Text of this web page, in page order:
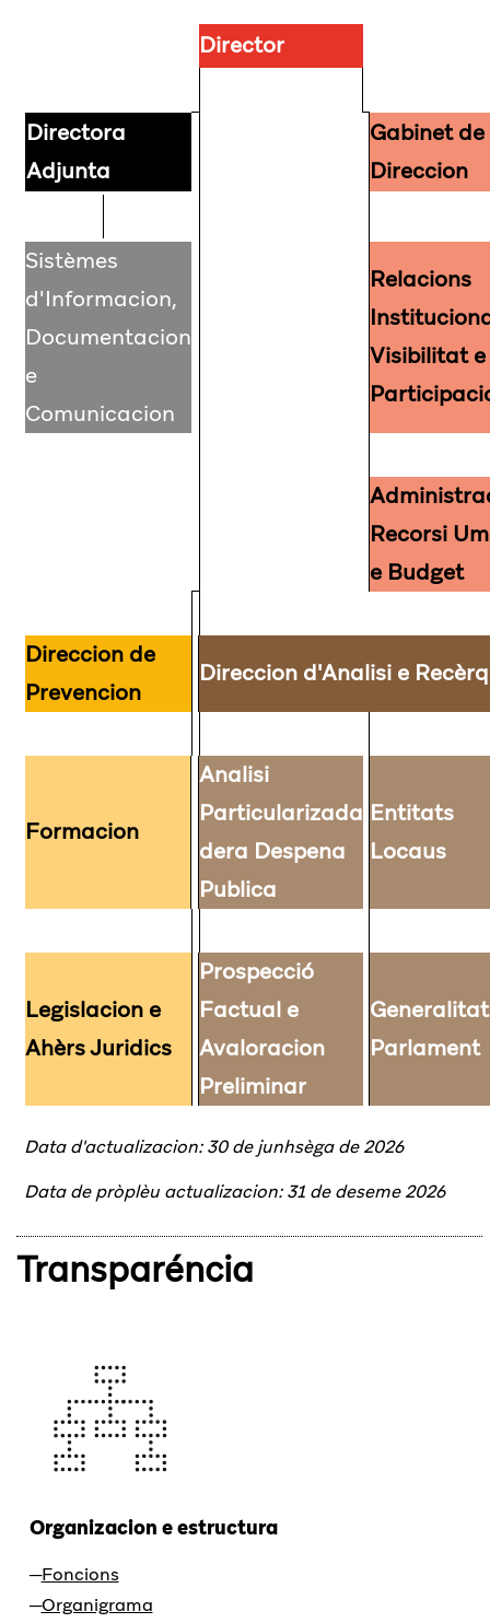
Director
Directora
Adjunta
Gabinet de
Direccion
Sistèmes
d'Informacion,
Documentacion
e
Comunicacion
Relacions
Visibilitat e
Recorsi
e Budget
Direccion de
Prevencion
Direccion d'Analisi e
Formacion
Analisi
Particularizada
dera Despena
Publica
Entitats
Locaus
Legislacion e
Ahèrs Juridics
Prospecció
Factual e
Avaloracion
Preliminar
Parlament
Data d'actualizacion: 30 de junhsèga de 2026
Data de pròplèu actualizacion: 31 de deseme 2026
Transparéncia
Organizacion e estructura
Foncions
Organigrama